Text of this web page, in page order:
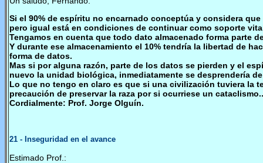
Si el 90% de espíritu no encarnado conceptúa y considera
pero igual está en condiciones de continuar como soporte
Tengamos en cuenta que todo dato almacenado forma parte
Y durante ese almacenamiento el 10% tendría la libertad de
forma de datos.
Mas si por alguna razón, parte de los datos se pierden y el
nuevo la unidad biológica, inmediatamente se desprendería
Lo que no tengo en claro es que si una civilización tuviera la
precaución de preservar la raza por si ocurriese un
Cordialmente: Prof. Jorge Olguín.
21 - Inseguridad en el avance
Estimado Prof.: